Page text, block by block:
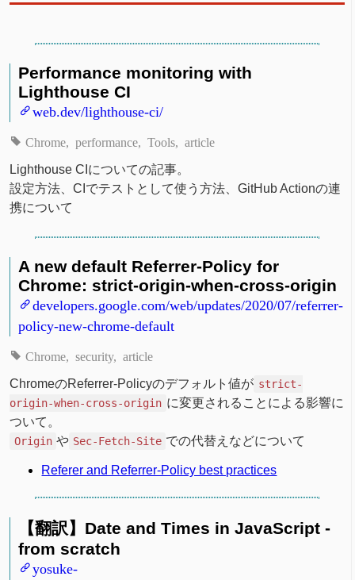
Performance monitoring with
Lighthouse CI
web.dev/lighthouse-ci/
Chrome performance Tools article
Lighthouse CIについての記事。
設定方法、CIでテストとして使う方法、GitHub Actionの連
携について
A new default Referrer-Policy for
Chrome: strict-origin-when-cross-origin
developers.google.com/web/updates/2020/07/referrer-
policy-new-chrome-default
Chrome security article
ChromeのReferrer-Policyのデフォルト値が strict-
origin-when-cross-origin に変更されることによる影響に
ついて。
Origin や Sec-Fetch-Site での代替えなどについて
Referer and Referrer-Policy best practices
【翻訳】Date and Times in JavaScript -
from scratch
yosuke-